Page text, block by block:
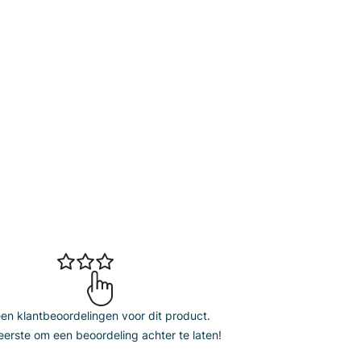
klantbeoordelingen voor dit product.
om een beoordeling achter te laten!